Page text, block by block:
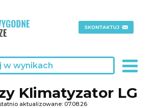
Klimatyzator LG
aktualizowane: 07.08.26